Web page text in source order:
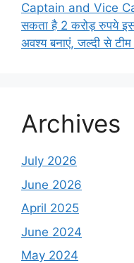
Captain and Vice
सकता है 2 करोड़ रुपये इस
अवश्य बनाएं, जल्दी से टीम
Archives
July 2026
June 2026
April 2025
June 2024
May 2024